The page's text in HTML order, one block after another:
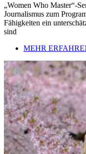
„Women Who Master“-
Journalismus zum
Fähigkeiten ein
sind
MEHR